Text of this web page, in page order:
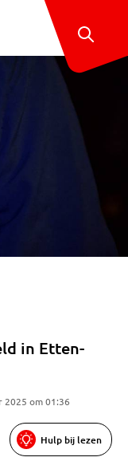
in Etten-
2025 om 01:36
Hulp bij lezen